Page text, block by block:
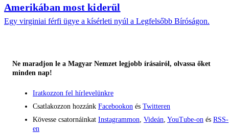
Amerikában most kiderül
Egy virginiai férfi ügye a kísérleti nyúl a Legfelsőbb Bíróságon.
Ne maradjon le a Magyar Nemzet legjobb írásairól, olvassa őket
minden nap!
Iratkozzon fel hírlevelünkre
Csatlakozzon hozzánk Facebookon és Twitteren
Kövesse csatornáinkat Instagrammon Videán YouTube-on és RSS-
en